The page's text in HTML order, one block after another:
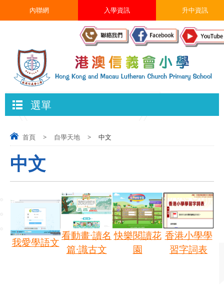
升中資訊
入學資訊
內聯網
選單
首頁 > 自學天地 > 中文
中文
我愛學語文
看動畫·讀名
篇·識古文
快樂閱讀花
園
香港小學學
習字詞表